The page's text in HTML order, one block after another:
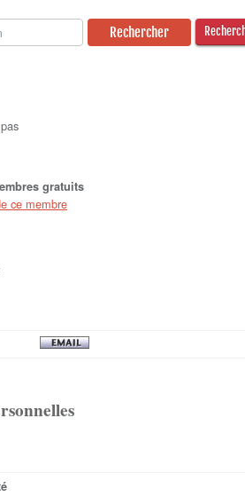
gratuits
ce membre